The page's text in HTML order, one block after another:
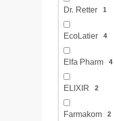
Dr. Retter 1
EcoLatier 4
Elfa Pharm 4
ELIXIR 2
Farmakom 2